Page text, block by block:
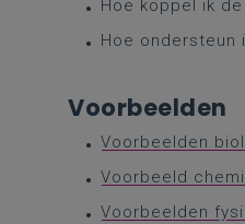
Hoe koppel ik
Hoe ondersteun
Voorbeelden
Voorbeelden
Voorbeeld
Voorbeelden